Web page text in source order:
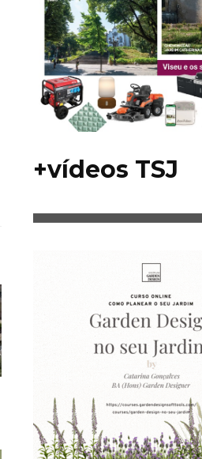
+vídeos TSJ